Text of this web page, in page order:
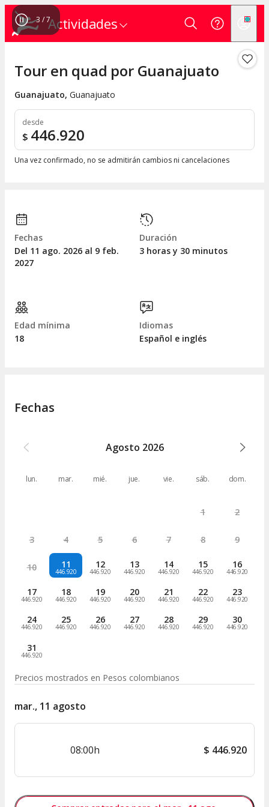
Actividades
4 /7
Tour en quad por Guanajuato
Guanajuato, Guanajuato
desde
$ 446.920
Una vez confirmado, no se admitirán cambios ni cancelaciones
Fechas
Del 11 ago. 2026 al 9 feb.
2027
Duración
3 horas y 30 minutos
Edad mínima
18
Idiomas
Español e inglés
Fechas
Agosto 2026
lun. mar. mié. jue. vie. sáb. dom.
1 2
3 4 5 6 7 8 9
10 11
446.920
12
446.920
13
446.920
14
446.920
15
446.920
16
446.920
17
446.920
18
446.920
19
446.920
20
446.920
21
446.920
22
446.920
23
446.920
24
446.920
25
446.920
26
446.920
27
446.920
28
446.920
29
446.920
30
446.920
31
446.920
Precios mostrados en Pesos colombianos
mar., 11 agosto
08:00h $ 446.920